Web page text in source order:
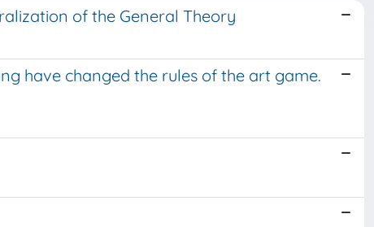
of the General Theory
have changed the rules of the art game.